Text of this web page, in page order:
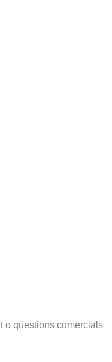
o qüestions comercials